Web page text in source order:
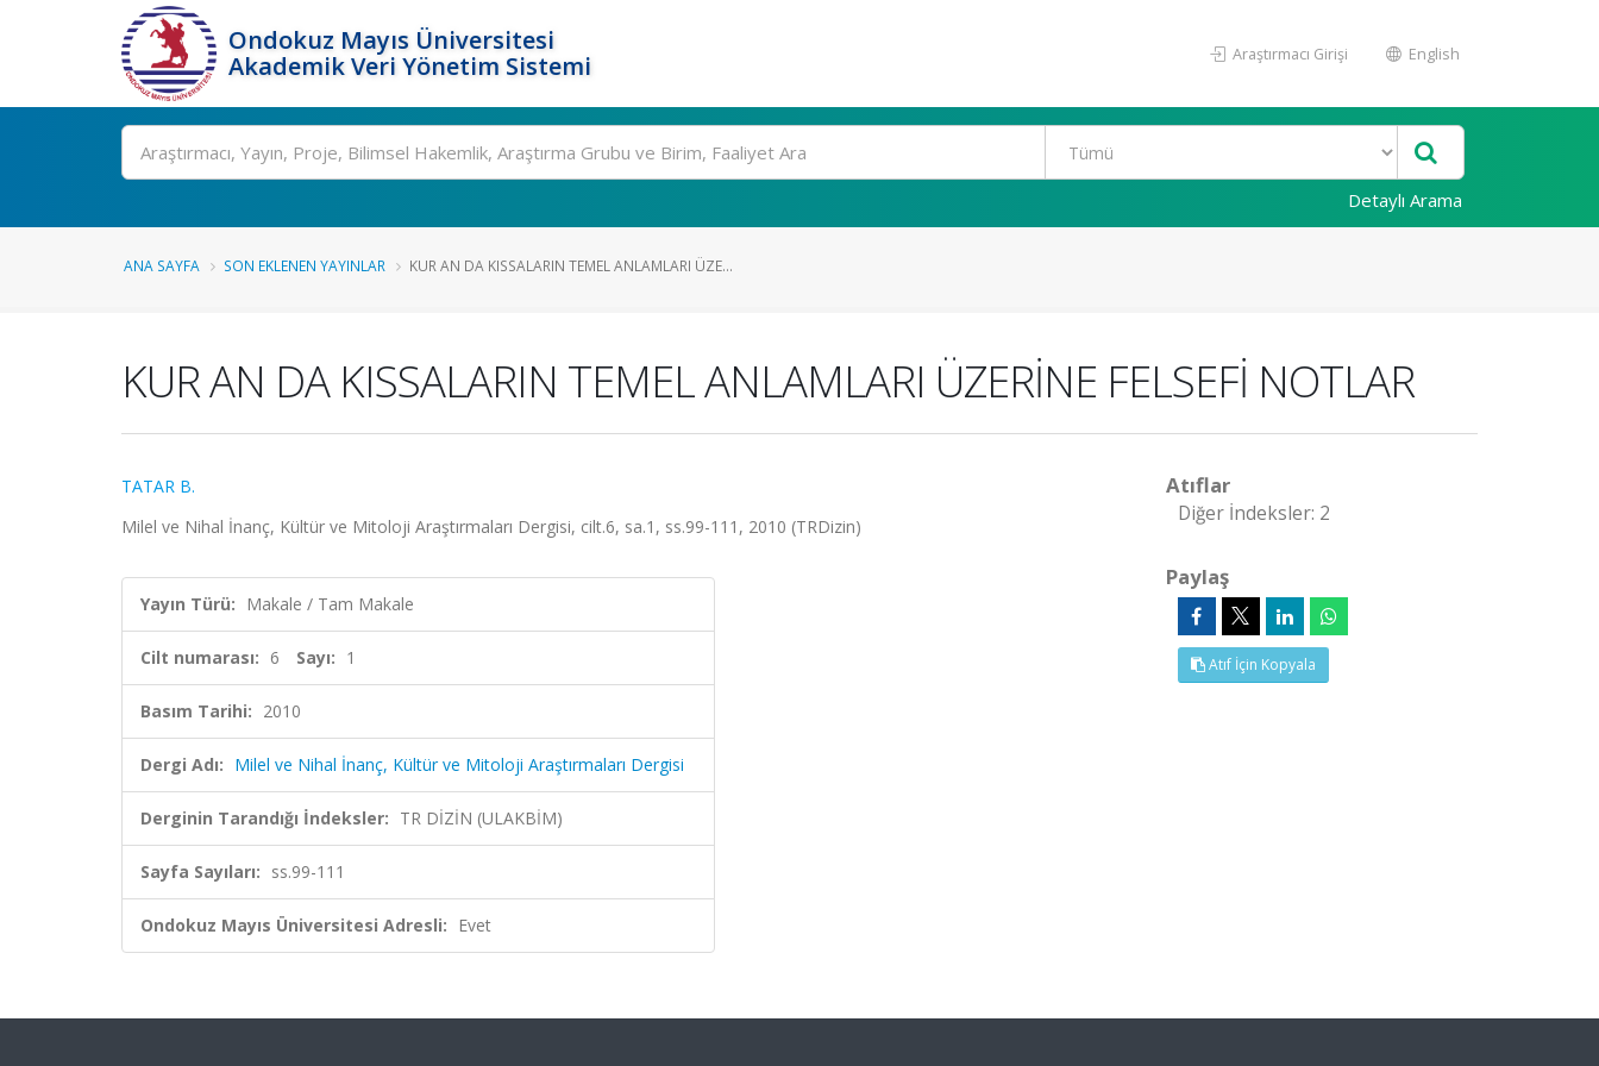
Ondokuz Mayıs Üniversitesi
Akademik Veri Yönetim Sistemi
Araştırmacı Girişi English
Ara
Detaylı Arama
ANA SAYFA SON EKLENEN YAYINLAR KUR AN DA KISSALARIN TEMEL ANLAMLARI ÜZE...
KUR AN DA KISSALARIN TEMEL ANLAMLARI ÜZERİNE FELSEFİ NOTLAR
TATAR B.
Milel ve Nihal İnanç, Kültür ve Mitoloji Araştırmaları Dergisi, cilt.6, sa.1, ss.99-111, 2010 (TRDizin)
Yayın Türü: Makale / Tam Makale
Cilt numarası: 6 Sayı: 1
Basım Tarihi: 2010
Dergi Adı: Milel ve Nihal İnanç, Kültür ve Mitoloji Araştırmaları Dergisi
Derginin Tarandığı İndeksler: TR DİZİN (ULAKBİM)
Sayfa Sayıları: ss.99-111
Ondokuz Mayıs Üniversitesi Adresli: Evet
Atıflar
Diğer İndeksler: 2
Paylaş
Atıf İçin Kopyala